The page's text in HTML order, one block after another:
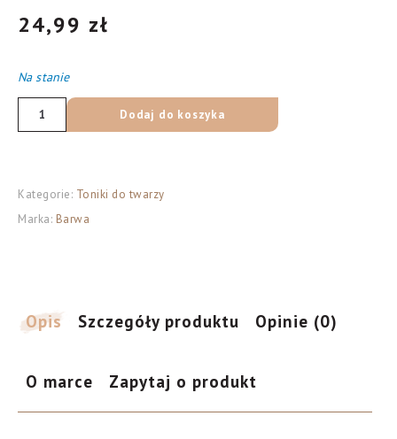
24,99 zł
Na stanie
ilość
Barwa
tonik
matujący,
Dodaj do koszyka
Kategorie: Toniki do twarzy
Marka: Barwa
Opis Szczegóły produktu Opinie (0)
O marce Zapytaj o produkt